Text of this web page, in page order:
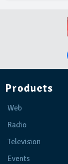
Products
Web
Radio
Television
Events